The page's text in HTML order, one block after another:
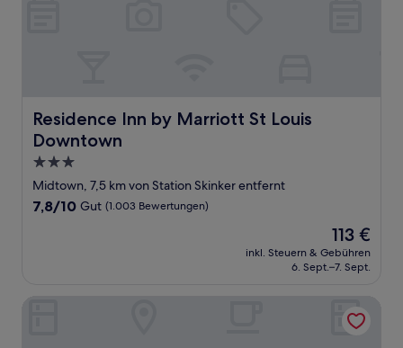
Residence Inn by Marriott St Louis
Downtown
Residence Inn by Marriott St Louis Downtown
3.0-
Sterne-
Unterkunft
Midtown, 7,5 km von Station Skinker entfernt
7.8
7,8/10 Gut (1.003 Bewertungen)
Der
Preis
beträgt
113 €
inkl. Steuern & Gebühren
6. Sept.–7. Sept.